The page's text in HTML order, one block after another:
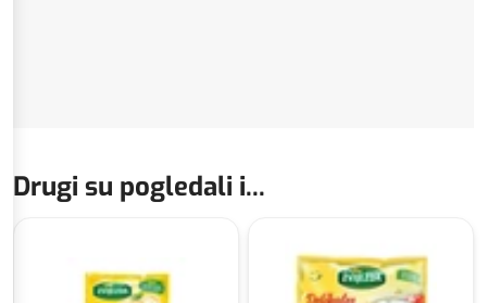
Drugi su pogledali i...